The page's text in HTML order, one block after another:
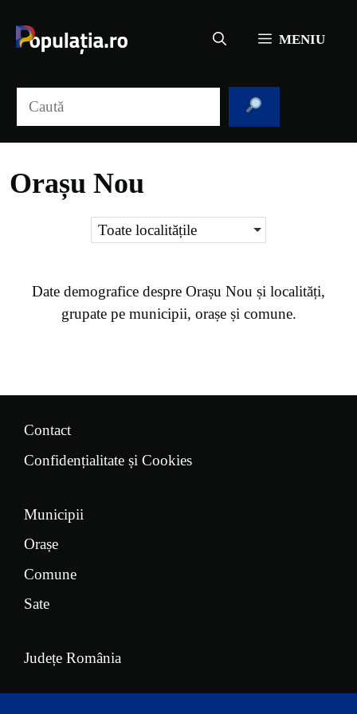
conținut
MENIU
Orașu Nou
Toate localitățile
Date demografice despre Orașu Nou și localități,
grupate pe municipii, orașe și comune.
Contact
Confidențialitate și Cookies
Municipii
Orașe
Comune
Sate
Județe România